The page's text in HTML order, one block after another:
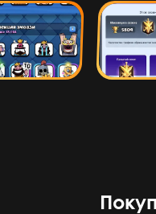
14 часов назад
Top
12 часов назад